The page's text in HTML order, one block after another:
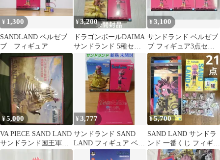
¥ 1,300
SANDLAND ベルゼブ
ブ フィギュア
¥3,200
ドラゴンボールDAIMA
サンドランド 5種セッ
¥3,100
サンドランド ベルゼブ
ブ フィギュア3点セッ
ト
¥5,000
VA PIECE SAND LAND
サンドランド国王軍戦
車隊104号車
¥3,777
サンドランド SAND
LAND フィギュア ベル
ゼブブ ワーコレ 入場者
¥5,700
SAND LAND サンドラ
ンド 一番くじ フィギュ
ア 等 21点 まとめ売り